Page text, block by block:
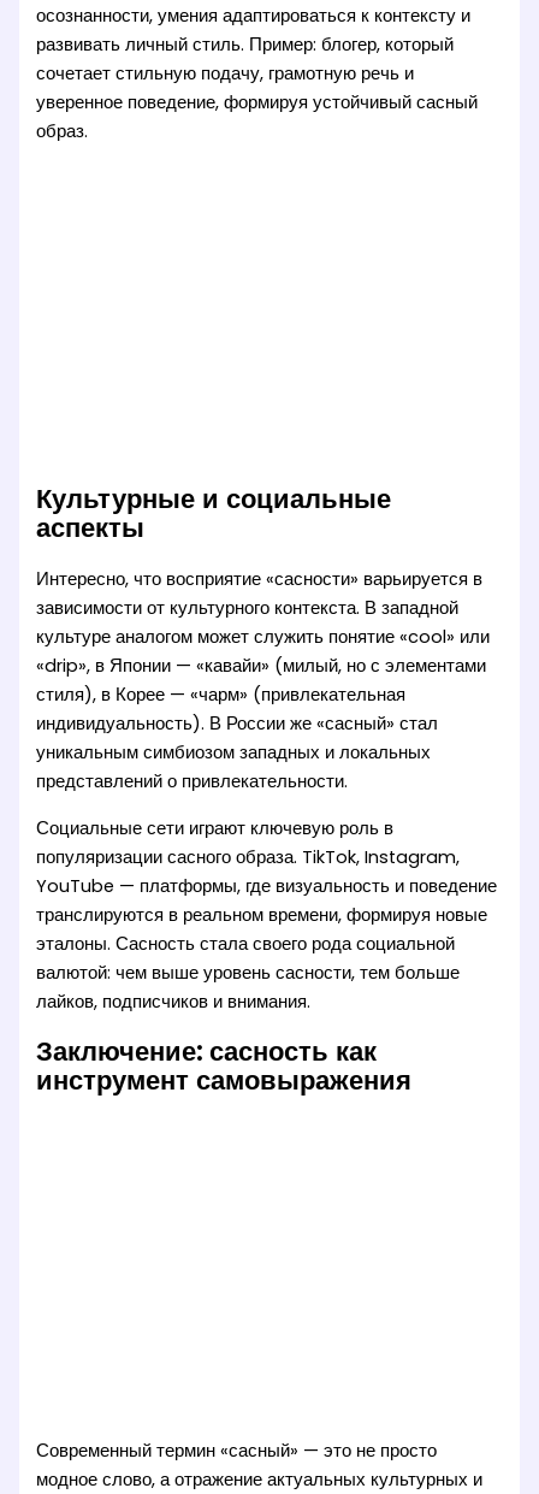
осознанности, умения адаптироваться к контексту и
развивать личный стиль. Пример: блогер, который
сочетает стильную подачу, грамотную речь и
уверенное поведение, формируя устойчивый сасный
образ.
Культурные и социальные
аспекты
Интересно, что восприятие «сасности» варьируется в
зависимости от культурного контекста. В западной
культуре аналогом может служить понятие «cool» или
«drip», в Японии — «кавайи» (милый, но с элементами
стиля), в Корее — «чарм» (привлекательная
индивидуальность). В России же «сасный» стал
уникальным симбиозом западных и локальных
представлений о привлекательности.
Социальные сети играют ключевую роль в
популяризации сасного образа. TikTok, Instagram,
YouTube — платформы, где визуальность и поведение
транслируются в реальном времени, формируя новые
эталоны. Сасность стала своего рода социальной
валютой: чем выше уровень сасности, тем больше
лайков, подписчиков и внимания.
Заключение: сасность как
инструмент самовыражения
Современный термин «сасный» — это не просто
модное слово, а отражение актуальных культурных и